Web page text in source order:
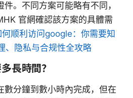
。不同方案可能略有不同，
官網確認該方案的具體需
顺利访问google：你需要知
、隐私与合规性全攻略
長時間？
數分鐘到數小時內完成，但在